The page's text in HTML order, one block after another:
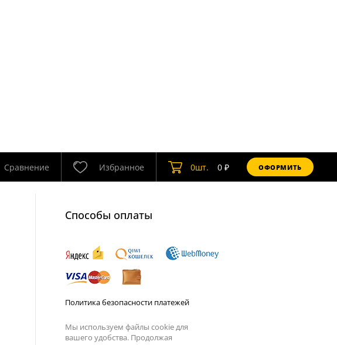
Сравнение Избранное 0шт. 0₽ ОФОРМИТЬ
Способы оплаты
Политика безопасности платежей
Мы используем файлы cookie для
вашего удобства. Продолжая